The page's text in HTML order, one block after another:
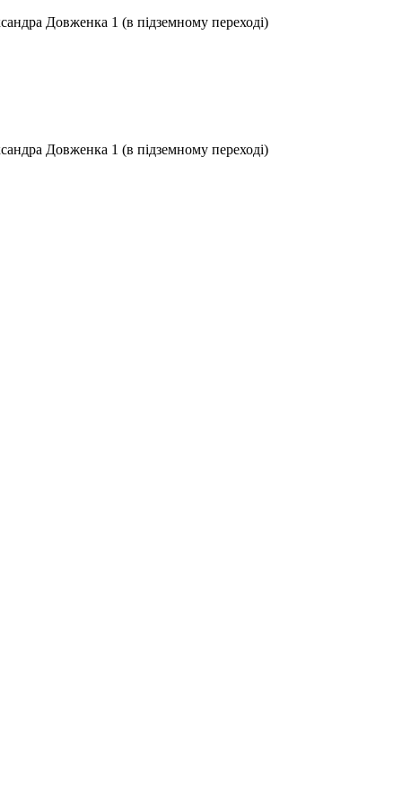
Довженка 1 (в підземному переході)
Довженка 1 (в підземному переході)